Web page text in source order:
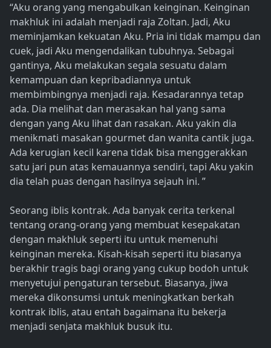
“Aku orang yang mengabulkan keinginan. Keinginan
makhluk ini adalah menjadi raja Zoltan. Jadi, Aku
meminjamkan kekuatan Aku. Pria ini tidak mampu dan
cuek, jadi Aku mengendalikan tubuhnya. Sebagai
gantinya, Aku melakukan segala sesuatu dalam
kemampuan dan kepribadiannya untuk
membimbingnya menjadi raja. Kesadarannya tetap
ada. Dia melihat dan merasakan hal yang sama
dengan yang Aku lihat dan rasakan. Aku yakin dia
menikmati masakan gourmet dan wanita cantik juga.
Ada kerugian kecil karena tidak bisa menggerakkan
satu jari pun atas kemauannya sendiri, tapi Aku yakin
dia telah puas dengan hasilnya sejauh ini. ”
Seorang iblis kontrak. Ada banyak cerita terkenal
tentang orang-orang yang membuat kesepakatan
dengan makhluk seperti itu untuk memenuhi
keinginan mereka. Kisah-kisah seperti itu biasanya
berakhir tragis bagi orang yang cukup bodoh untuk
menyetujui pengaturan tersebut. Biasanya, jiwa
mereka dikonsumsi untuk meningkatkan berkah
kontrak iblis, atau entah bagaimana itu bekerja
menjadi senjata makhluk busuk itu.